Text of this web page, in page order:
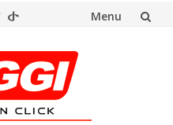
Menu